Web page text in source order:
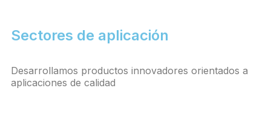
Sectores de aplicación
Desarrollamos productos innovadores orientados a
aplicaciones de calidad